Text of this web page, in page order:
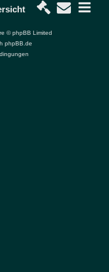
© phpBB Limited
phpBB.de